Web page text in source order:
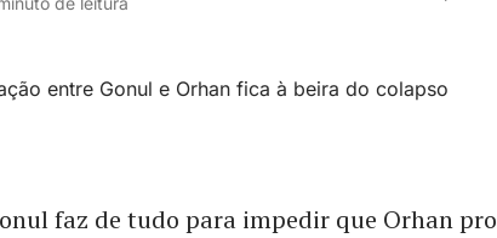
faz de tudo para impedir que Orhan